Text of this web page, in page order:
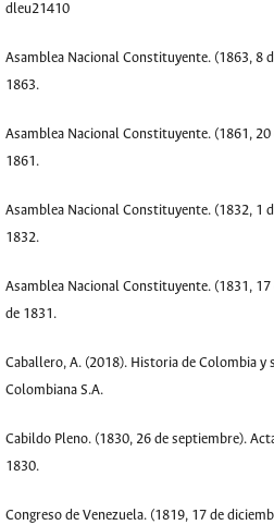
dleu21410
Asamblea Nacional Constituyente. (1863, 8
1863.
Asamblea Nacional Constituyente. (1861,
1861.
Asamblea Nacional Constituyente. (1832, 1
1832.
Asamblea Nacional Constituyente. (1831,
de 1831.
Caballero, A. (2018). Historia de Colombia y
Colombiana S.A.
Cabildo Pleno. (1830, 26 de septiembre).
1830.
Congreso de Venezuela. (1819, 17 de